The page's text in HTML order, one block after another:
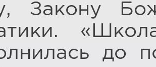
Закону
до